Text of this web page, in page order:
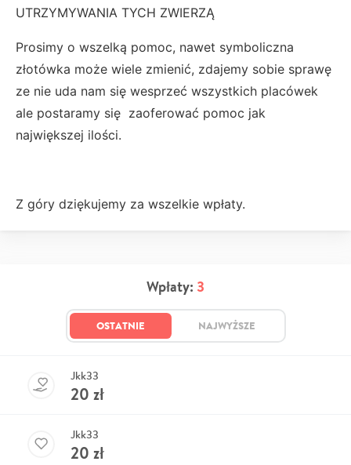
UTRZYMYWANIA TYCH ZWIERZĄ
Prosimy o wszelką pomoc, nawet symboliczna
złotówka może wiele zmienić, zdajemy sobie sprawę
ze nie uda nam się wesprzeć wszystkich placówek
ale postaramy się zaoferować pomoc jak
największej ilości.
Z góry dziękujemy za wszelkie wpłaty.
Wpłaty: 3
OSTATNIE NAJWYŻSZE
Jkk33
20 zł
Jkk33
20 zł